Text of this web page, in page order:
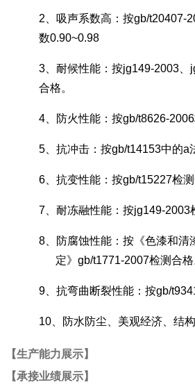
2 、吸声系数高：按gb/t20407-
数0.90~0.98
3 、耐候性能：按jg149-2003
合格。
4 、防火性能：按gb/t8626-2006
5 、抗冲击：按gb/t14153中的a
6 、抗变性能：按gb/t15227检测
7 、耐冻融性能：按jg149-2003
8 、防腐蚀性能：按《色漆和
定》 gb/t1771-2007检测合格
9 、抗弯曲断裂性能：按gb/
10 、防水防尘、美观经济、结
【生产能力展示】
【承接业绩展示】